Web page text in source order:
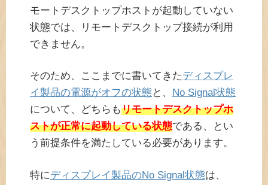
モートデスクトップホストが起動していない
状態では、リモートデスクトップ接続が利用
できません。
そのため、ここまでに書いてきたディスプレ
イ製品の電源がオフの状態と、
No Signal状態
について、どちらもリモートデスクトップホ
ストが正常に起動している状態である、とい
う前提条件を満たしている必要があります。
特にディスプレイ製品のNo Signal状態は、